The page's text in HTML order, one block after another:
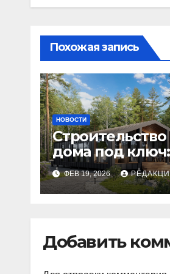
Похожая запись
НОВОСТИ
Строительство
дома под ключ:
этапы и
планирование
бюджета
ФЕВ 19, 2026
Добавить